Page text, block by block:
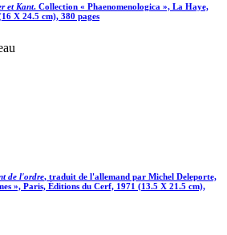
et Kant. Collection « Phaenomenologica », La Haye,
X 24.5 cm), 380 pages
de l'ordre, traduit de l'allemand par Michel Deleporte,
», Paris, Éditions du Cerf, 1971 (13.5 X 21.5 cm),